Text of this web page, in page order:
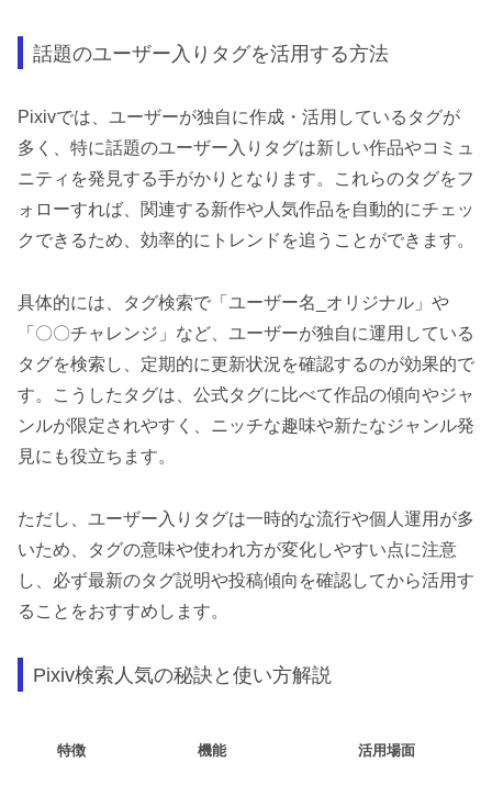
話題のユーザー入りタグを活用する方法
Pixivでは、ユーザーが独自に作成・活用しているタグが
多く、特に話題のユーザー入りタグは新しい作品やコミュ
ニティを発見する手がかりとなります。これらのタグをフ
ォローすれば、関連する新作や人気作品を自動的にチェッ
クできるため、効率的にトレンドを追うことができます。
具体的には、タグ検索で「ユーザー名_オリジナル」や
「〇〇チャレンジ」など、ユーザーが独自に運用している
タグを検索し、定期的に更新状況を確認するのが効果的で
す。こうしたタグは、公式タグに比べて作品の傾向やジャ
ンルが限定されやすく、ニッチな趣味や新たなジャンル発
見にも役立ちます。
ただし、ユーザー入りタグは一時的な流行や個人運用が多
いため、タグの意味や使われ方が変化しやすい点に注意
し、必ず最新のタグ説明や投稿傾向を確認してから活用す
ることをおすすめします。
Pixiv検索人気の秘訣と使い方解説
特徴 機能 活用場面